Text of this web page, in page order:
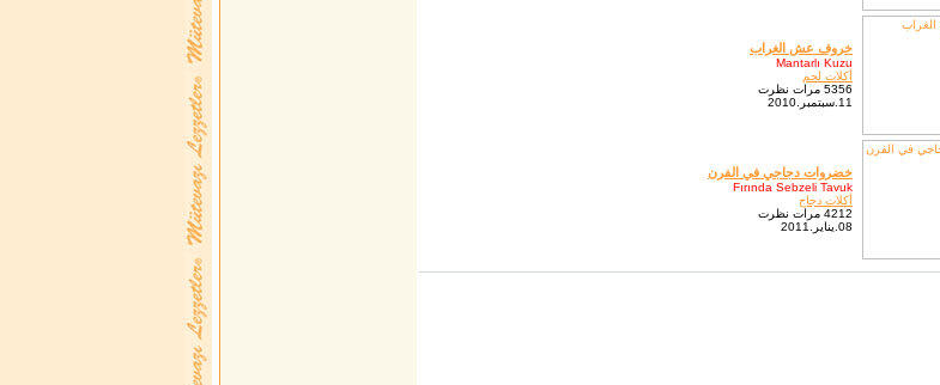
خروف عش الغراب
Mantarlı Kuzu
أكلات لحم
5356 مرات نظرت
11.سبتمبر.2010
خضروات دجاجي في الفرن
Fırında Sebzeli Tavuk
أكلات دجاج
4212 مرات نظرت
08.يناير.2011